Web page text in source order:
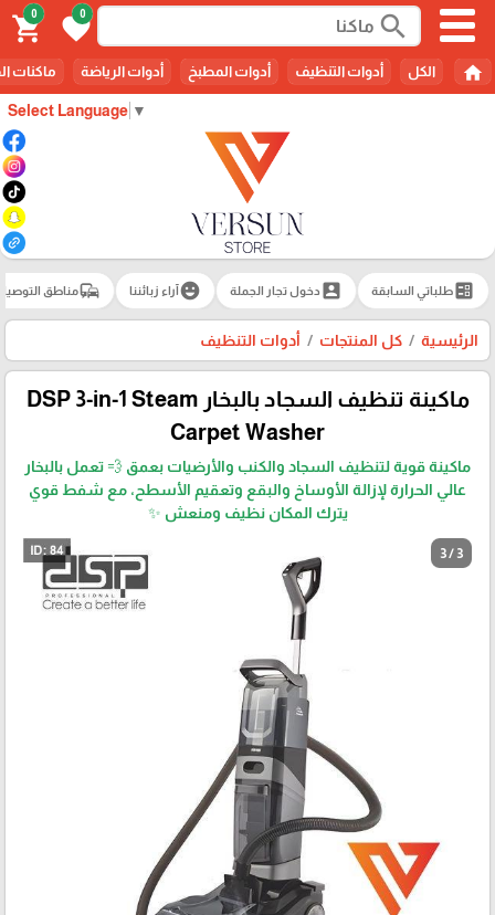
Select Language ▼
search
0
favorite
0
shopping_cart
home الكل أدوات التنظيف أدوات المطبخ أدوات الرياضة ماكنات
ballotطلباتي السابقة account_box دخول تجار الجملة emoji_emotionsآراء زبائننا commuteمناطق
الرئيسية كل المنتجات أدوات التنظيف
ماكينة تنظيف السجاد بالبخار DSP 3-in-1 Steam
Carpet Washer
ماكينة قوية لتنظيف السجاد والكنب والأرضيات بعمق 💨 تعمل بالبخار
عالي الحرارة لإزالة الأوساخ والبقع وتعقيم الأسطح، مع شفط قوي
يترك المكان نظيف ومنعش ✨
3 / 3